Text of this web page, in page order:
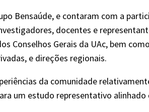
Bensaúde, e contaram com a
docentes e
Gerais da UAc, bem
e direções regionais.
da comunidade
um estudo representativo